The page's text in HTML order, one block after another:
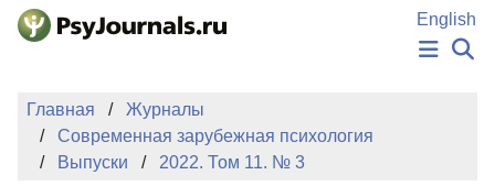
Перейти к основному содержанию
English
НОВОСТИ
ИЗДАНИЯ
АВТОРЫ
Главная
Журналы
Современная зарубежная психология
Выпуски
2022. Том 11. № 3